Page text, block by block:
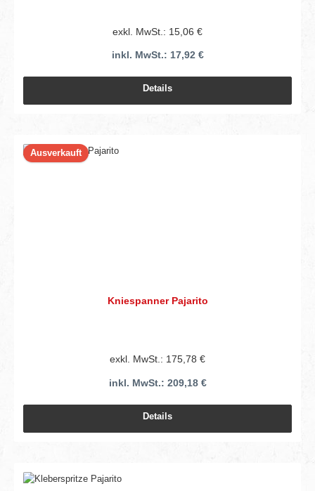
exkl. MwSt.: 15,06 €
inkl. MwSt.: 17,92 €
Details
Ausverkauft
Kniespanner Pajarito
exkl. MwSt.: 175,78 €
inkl. MwSt.: 209,18 €
Details